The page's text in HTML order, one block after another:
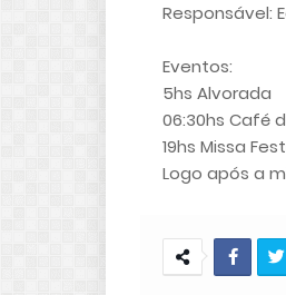
Responsável:
Eventos:
5hs Alvorada
06:30hs Café
19hs Missa
Logo após a